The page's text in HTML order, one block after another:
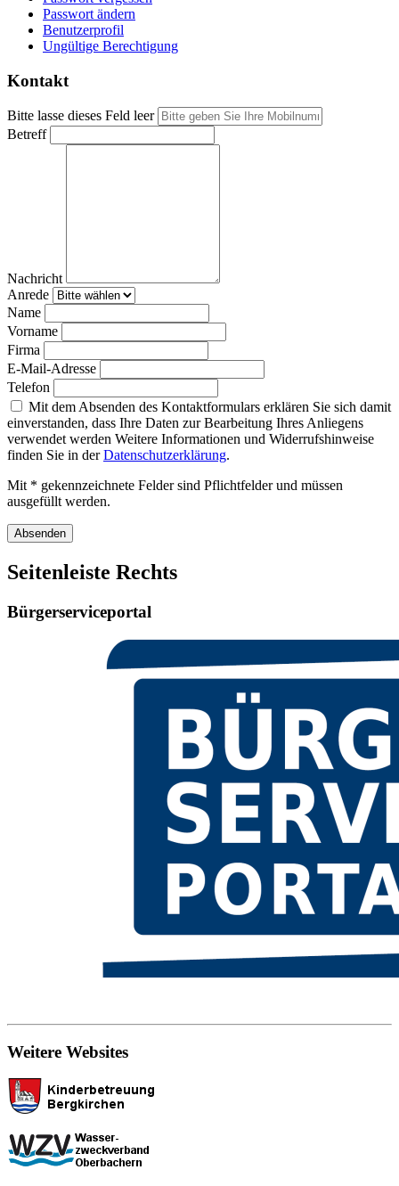
Passwort ändern
Benutzerprofil
Ungültige Berechtigung
Kontakt
Bitte lasse dieses Feld leer
Betreff
Nachricht
Anrede
Name
Vorname
Firma
E-Mail-Adresse
Telefon
Mit dem Absenden des Kontaktformulars erklären Sie sich damit
einverstanden, dass Ihre Daten zur Bearbeitung Ihres Anliegens
verwendet werden Weitere Informationen und Widerrufshinweise
finden Sie in derDatenschutzerklärung.
Mit * gekennzeichnete Felder sind Pflichtfelder und müssen
ausgefüllt werden.
Absenden
Seitenleiste Rechts
Bürgerserviceportal
Weitere Websites